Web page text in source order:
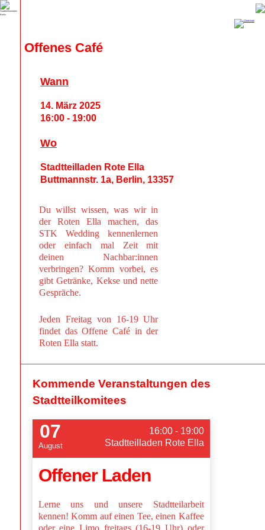
Offenes Café
Du willst wissen, was wir in
der Roten Ella machen, das
STK Wedding kennenlernen
oder einfach mal Zeit mit
deinen Nachbar:innen
verbringen? Komm vorbei, es
gibt Getränke, Kekse und nette
Gespräche.
Jeden Freitag von 16-19 Uhr
findet das Offene Café in der
Roten Ella statt.
Wann
14. März 2025
16:00 - 19:00
Wo
Stadtteilladen Rote Ella
Buttmannstr. 1a, Berlin, 13357
Kommende Veranstaltungen des
Stadtteilkomitees
07
August
16:00 - 19:00
Stadtteilladen Rote Ella
Offener Laden
Lerne uns und unsere Stadtteilarbeit
kennen! Komm auf einen Tee, einen Kaffee